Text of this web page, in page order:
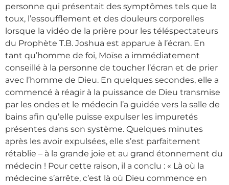
personne qui présentait des symptômes tels que la
toux, l’essoufflement et des douleurs corporelles
lorsque la vidéo de la prière pour les téléspectateurs
du Prophète T.B. Joshua est apparue à l’écran. En
tant qu’homme de foi, Moïse a immédiatement
conseillé à la personne de toucher l’écran et de prier
avec l’homme de Dieu. En quelques secondes, elle a
commencé à réagir à la puissance de Dieu transmise
par les ondes et le médecin l’a guidée vers la salle de
bains afin qu’elle puisse expulser les impuretés
présentes dans son système. Quelques minutes
après les avoir expulsées, elle s’est parfaitement
rétablie – à la grande joie et au grand étonnement du
médecin ! Pour cette raison, il a conclu : « Là où la
médecine s’arrête, c’est là où Dieu commence en